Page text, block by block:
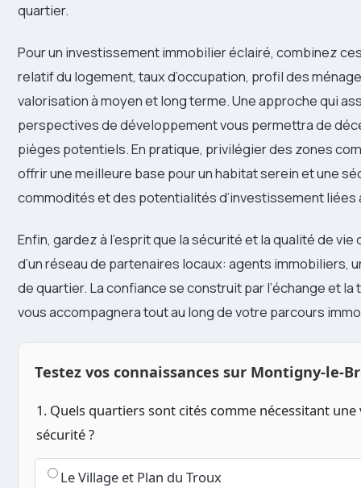
quartier.
Pour un investissement immobilier éclairé, combinez
relatif du logement, taux d’occupation, profil des
valorisation à moyen et long terme. Une approche qui
perspectives de développement vous permettra de
pièges potentiels. En pratique, privilégier des zones
offrir une meilleure base pour un habitat serein et une
commodités et des potentialités d’investissement liées
Enfin, gardez à l’esprit que la sécurité et la qualité de
d’un réseau de partenaires locaux: agents immobiliers,
de quartier. La confiance se construit par l’échange et
vous accompagnera tout au long de votre parcours
Testez vos connaissances sur Montigny-le-
1. Quels quartiers sont cités comme nécessitant
sécurité ?
Le Village et Plan du Troux